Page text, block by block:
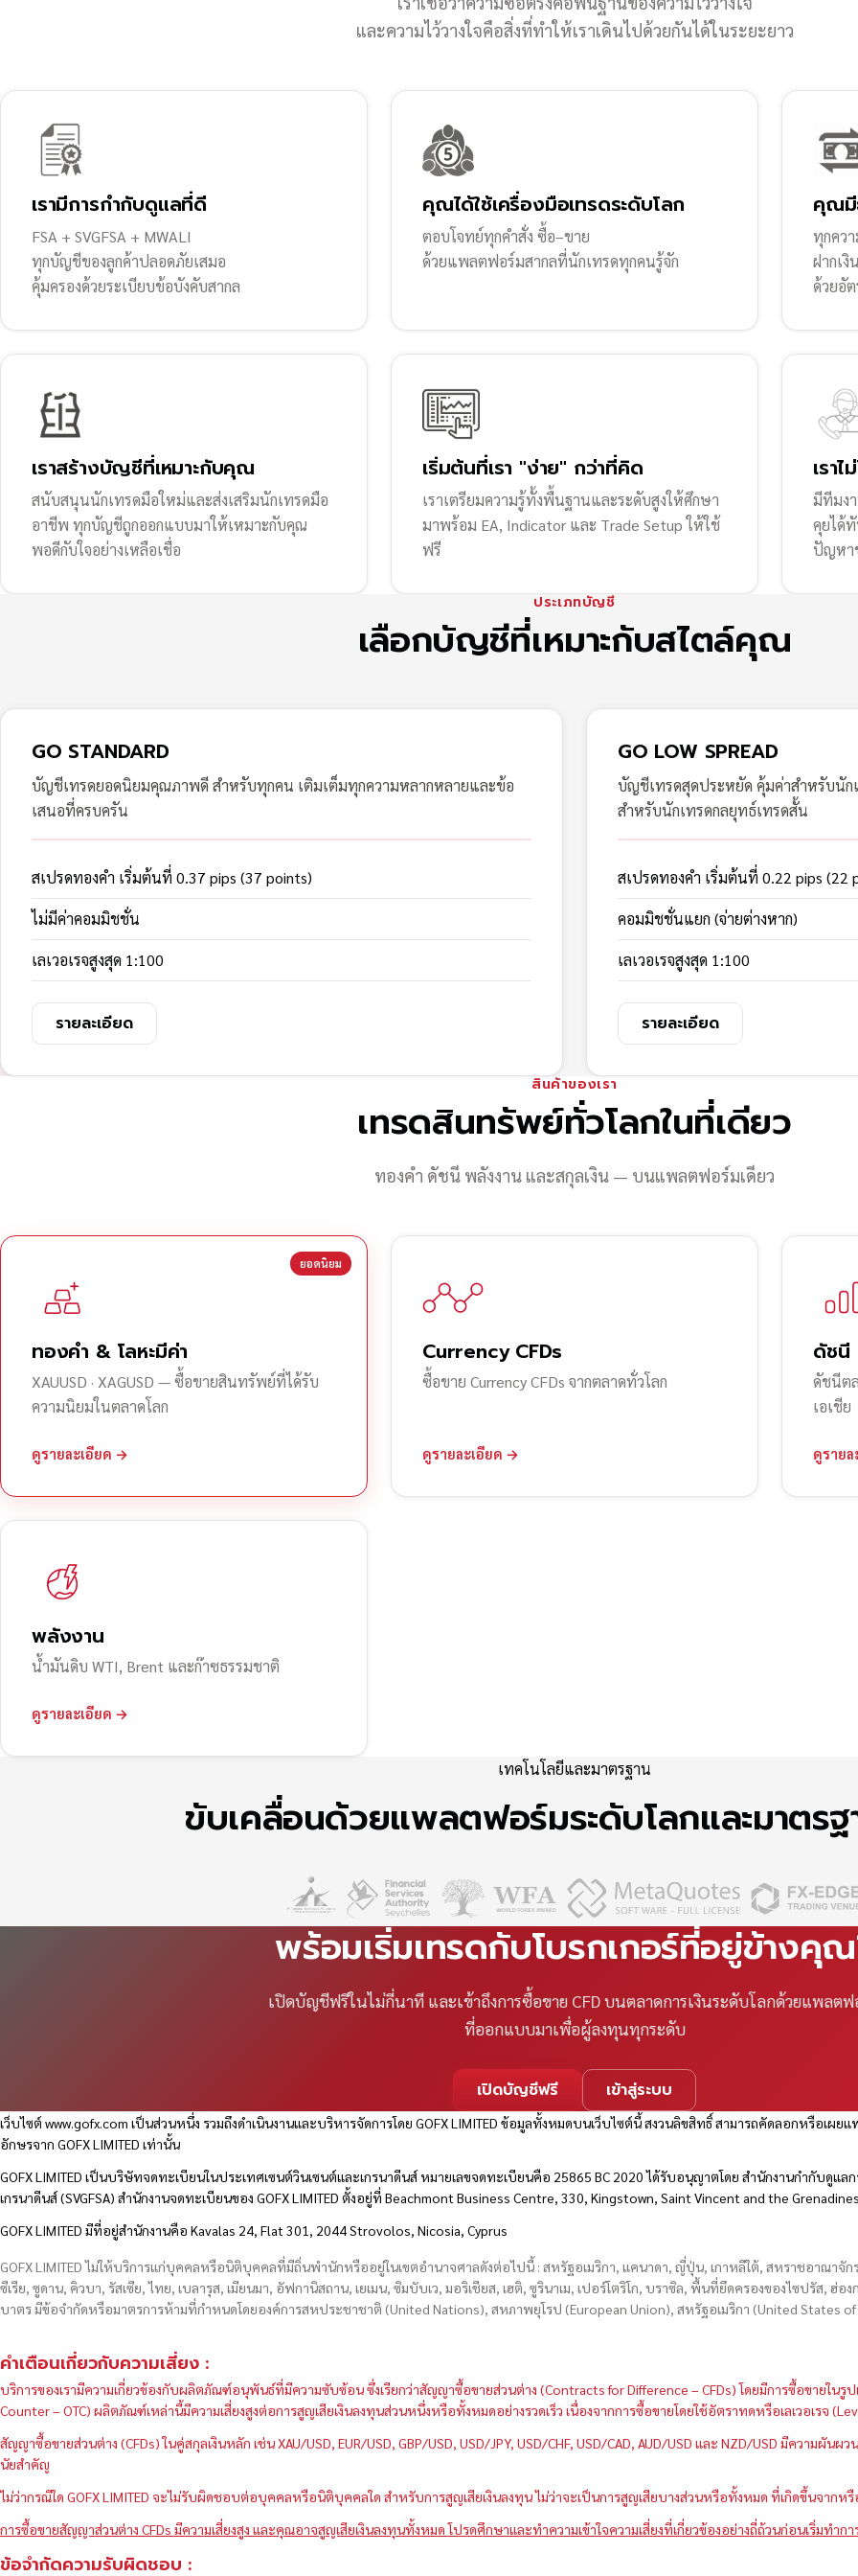
และความไว้วางใจคือสิ่งที่ทำให้เราเดินไปด้วยกันได้ในระยะยาว
เรามีการกำกับดูแลที่ดี
FSA + SVGFSA + MWALI
ทุกบัญชีของลูกค้าปลอดภัยเสมอ
คุ้มครองด้วยระเบียบข้อบังคับสากล
คุณได้ใช้เครื่องมือเทรดระดับโลก
ตอบโจทย์ทุกคำสั่ง ซื้อ–ขาย
ด้วยแพลตฟอร์มสากลที่นักเทรดทุกคนรู้จัก
คุณมี
ทุกควา
ฝากเงิ
ด้วยอั
เราสร้างบัญชีที่เหมาะกับคุณ
สนับสนุนนักเทรดมือใหม่และส่งเสริมนักเทรดมือ
อาชีพ ทุกบัญชีถูกออกแบบมาให้เหมาะกับคุณ
พอดีกับใจอย่างเหลือเชื่อ
เริ่มต้นที่เรา "ง่าย" กว่าที่คิด
เราเตรียมความรู้ทั้งพื้นฐานและระดับสูงให้ศึกษา
มาพร้อม EA, Indicator และ Trade Setup ให้ใช้
ฟรี
เรา
มีทีมง
คุยได้
ปัญหา
ประเภทบัญชี
เลือกบัญชีที่เหมาะกับสไตล์คุณ
GO STANDARD
บัญชีเทรดยอดนิยมคุณภาพดี สำหรับทุกคน เติมเต็มทุกความหลากหลายและข้อ
เสนอที่ครบครัน
สเปรดทองคำ เริ่มต้นที่ 0.37 pips (37 points)
ไม่มีค่าคอมมิชชั่น
เลเวอเรจสูงสุด 1:100
รายละเอียด
GO LOW SPREAD
บัญชีเทรดสุดประหยัด คุ้มค่าสำหรับนัก
สำหรับนักเทรดกลยุทธ์เทรดสั้น
สเปรดทองคำ เริ่มต้นที่ 0.22 pips (22
คอมมิชชั่นแยก (จ่ายต่างหาก)
เลเวอเรจสูงสุด 1:100
รายละเอียด
สินค้าของเรา
เทรดสินทรัพย์ทั่วโลกในที่เดียว
ทองคำ ดัชนี พลังงาน และสกุลเงิน — บนแพลตฟอร์มเดียว
ยอดนิยม
ทองคำ & โลหะมีค่า
XAUUSD · XAGUSD — ซื้อขายสินทรัพย์ที่ได้รับ
ความนิยมในตลาดโลก
ดูรายละเอียด →
Currency CFDs
ซื้อขาย Currency CFDs จากตลาดทั่วโลก
ดูรายละเอียด →
ดัชนี
ดัชนีต
เอเชีย
ดูราย
พลังงาน
น้ำมันดิบ WTI, Brent และก๊าซธรรมชาติ
ดูรายละเอียด →
เทคโนโลยีและมาตรฐาน
ขับเคลื่อนด้วยแพลตฟอร์มระดับโลกและมาตรฐ
พร้อมเริ่มเทรดกับโบรกเกอร์ที่อยู่ข้างคุ
เปิดบัญชีฟรีในไม่กี่นาที และเข้าถึงการซื้อขาย CFD บนตลาดการเงินระดับโลกด้วยแพลตฟ
ที่ออกแบบมาเพื่อผู้ลงทุนทุกระดับ
เปิดบัญชีฟรี เข้าสู่ระบบ
เว็บไซต์www.gofx.com เป็นส่วนหนึ่ง รวมถึงดำเนินงานและบริหารจัดการโดย GOFX LIMITED ข้อมูลทั้งหมดบนเว็บไซต์นี้ สงวนลิขสิทธิ์ สามารถคัดลอกหรือเผ
อักษรจาก GOFX LIMITED เท่านั้น
GOFX LIMITED เป็นบริษัทจดทะเบียนในประเทศเซนต์วินเซนต์และเกรนาดีนส์ หมายเลขจดทะเบียนคือ 25865 BC 2020 ได้รับอนุญาตโดย สำนักงานกำกับดูแล
เกรนาดีนส์ (SVGFSA) สำนักงานจดทะเบียนของ GOFX LIMITED ตั้งอยู่ที่ Beachmont Business Centre, 330, Kingstown, Saint Vincent and the Grenadines
GOFX LIMITED มีที่อยู่สำนักงานคือ Kavalas 24, Flat 301, 2044 Strovolos, Nicosia, Cyprus
GOFX LIMITED ไม่ให้บริการแก่บุคคลหรือนิติบุคคลที่มีถิ่นพำนักหรืออยู่ในเขตอำนาจศาลดังต่อไปนี้ : สหรัฐอเมริกา, แคนาดา, ญี่ปุ่น, เกาหลีใต้, สหราชอาณาจั
ซีเรีย, ซูดาน, คิวบา, รัสเซีย, ไทย, เบลารุส, เมียนมา, อัฟกานิสถาน, เยเมน, ซิมบับเว, มอริเชียส, เฮติ, ซูรินาเม, เปอร์โตริโก, บราซิล, พื้นที่ยึดครองของไซปรัส, ฮ่อ
บาตร มีข้อจำกัดหรือมาตรการห้ามที่กำหนดโดยองค์การสหประชาชาติ (United Nations), สหภาพยุโรป (European Union), สหรัฐอเมริกา (United States
คำเตือนเกี่ยวกับความเสี่ยง :
บริการของเรามีความเกี่ยวข้องกับผลิตภัณฑ์อนุพันธ์ที่มีความซับซ้อน ซึ่งเรียกว่าสัญญาซื้อขายส่วนต่าง (Contracts for Difference – CFDs) โดยมีการซื้อขายใ
Counter – OTC) ผลิตภัณฑ์เหล่านี้มีความเสี่ยงสูงต่อการสูญเสียเงินลงทุนส่วนหนึ่งหรือทั้งหมดอย่างรวดเร็ว เนื่องจากการซื้อขายโดยใช้อัตราทดหรือเลเวอเรจ
สัญญาซื้อขายส่วนต่าง (CFDs) ในคู่สกุลเงินหลัก เช่น XAU/USD, EUR/USD, GBP/USD, USD/JPY, USD/CHF, USD/CAD, AUD/USD และ NZD/USD มีความผัน
นัยสำคัญ
ไม่ว่ากรณีใด GOFX LIMITED จะไม่รับผิดชอบต่อบุคคลหรือนิติบุคคลใด สำหรับการสูญเสียเงินลงทุน ไม่ว่าจะเป็นการสูญเสียบางส่วนหรือทั้งหมด ที่เกิดขึ้นจากหรื
การซื้อขายสัญญาส่วนต่าง CFDs มีความเสี่ยงสูง และคุณอาจสูญเสียเงินลงทุนทั้งหมด โปรดศึกษาและทำความเข้าใจความเสี่ยงที่เกี่ยวข้องอย่างถี่ถ้วนก่อนเริ่มทำกา
ข้อจำกัดความรับผิดชอบ :